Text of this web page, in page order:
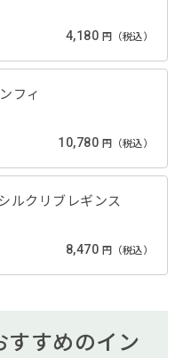
4,180 円（税込）
フィ
10,780 円（税込）
ルクリブレギンス
8,470 円（税込）
すすめのイン